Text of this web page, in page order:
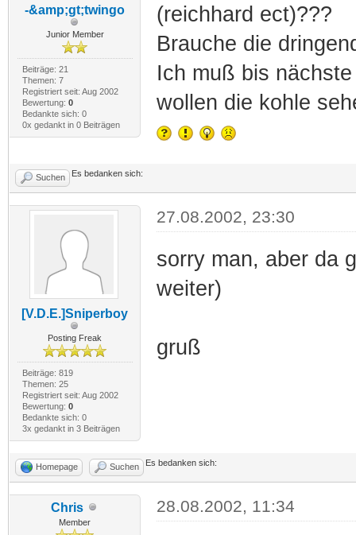
-&amp;gt;twingo
Junior Member
Beiträge: 21
Themen: 7
Registriert seit: Aug 2002
Bewertung: 0
Bedankte sich: 0
0x gedankt in 0 Beiträgen
(reichhard ect)???
Brauche die
Ich muß bis
wollen die kohle
Suchen Es bedanken sich:
[V.D.E.]Sniperboy
Posting Freak
Beiträge: 819
Themen: 25
Registriert seit: Aug 2002
Bewertung: 0
Bedankte sich: 0
3x gedankt in 3 Beiträgen
27.08.2002, 23:30
sorry man, aber da
weiter)
gruß
Homepage Suchen Es bedanken sich:
Chris
Member
28.08.2002, 11:34